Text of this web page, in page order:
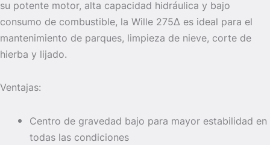
su potente motor, alta capacidad hidráulica y bajo
consumo de combustible, la Wille 275Δ es ideal para el
mantenimiento de parques, limpieza de nieve, corte de
hierba y lijado.
Ventajas:
Centro de gravedad bajo para mayor estabilidad en
todas las condiciones